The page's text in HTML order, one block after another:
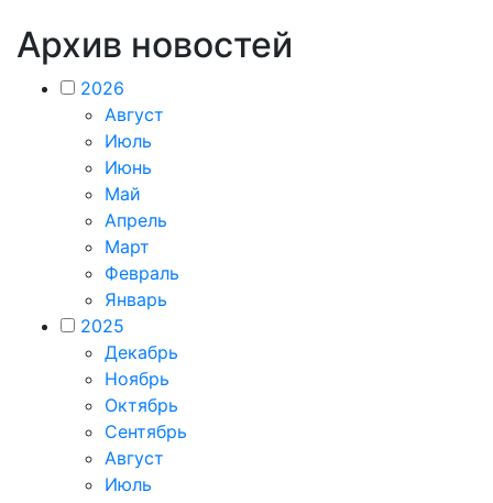
Архив новостей
2026
Август
Июль
Июнь
Май
Апрель
Март
Февраль
Январь
2025
Декабрь
Ноябрь
Октябрь
Сентябрь
Август
Июль